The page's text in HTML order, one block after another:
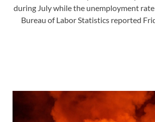
during July while the unemployment
Bureau of Labor Statistics reported